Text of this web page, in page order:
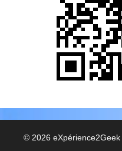
© 2026 eXpérience2Geek